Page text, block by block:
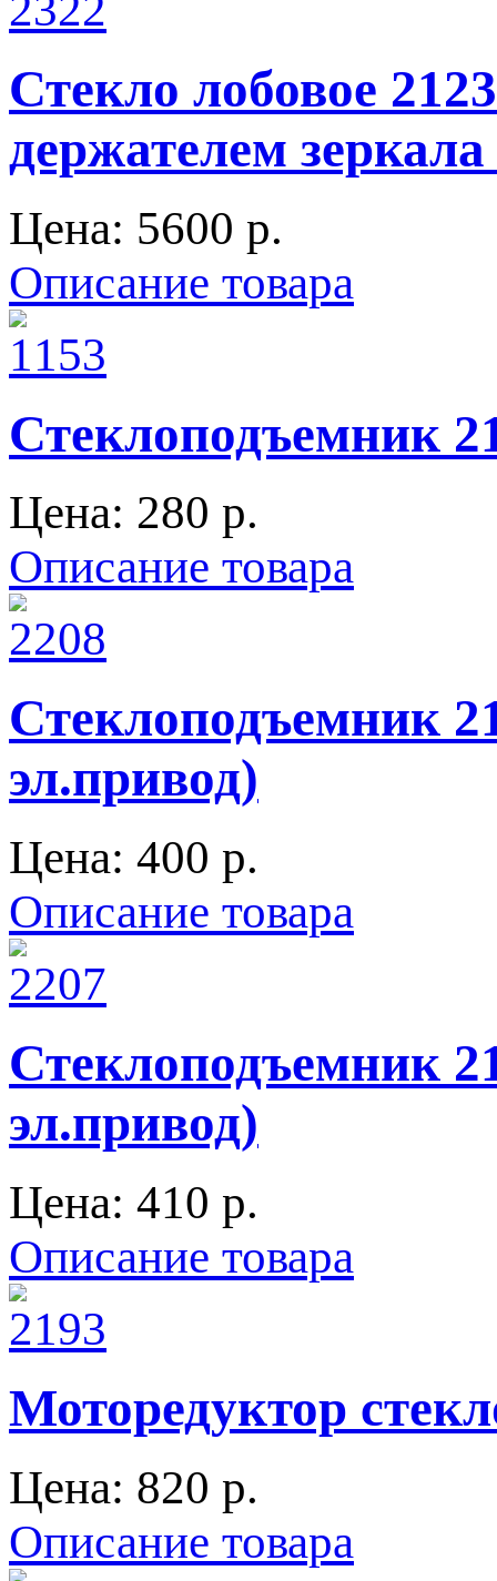
Стекло лобовое
держателем зеркала
Цена: 5600 p.
Описание товара
Стеклоподъемник
Цена: 280 p.
Описание товара
Стеклоподъемник
эл.привод)
Цена: 400 p.
Описание товара
Стеклоподъемник
эл.привод)
Цена: 410 p.
Описание товара
Моторедуктор
Цена: 820 p.
Описание товара